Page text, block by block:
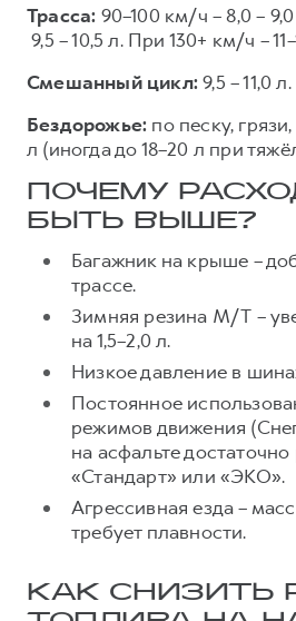
Трасса: 90–100 км/ч – 8,0 –
9,5 – 10,5 л. При 130+ км/ч –
Смешанный цикл:9,5 – 11,0 л.
Бездорожье: по песку, грязи,
л (иногда до 18–20 л при
ПОЧЕМУ
БЫТЬ ВЫШЕ?
Багажник на крыше –
трассе.
Зимняя резина M/T –
на 1,5–2,0 л.
Низкое давление в
Постоянное
режимов движения
на асфальте
«Стандарт» или «ЭКО».
Агрессивная езда –
требует плавности.
КАК СНИЗИТЬ